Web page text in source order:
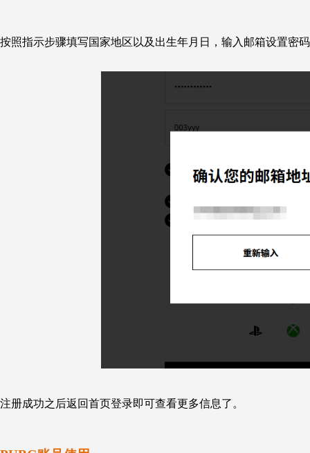
按照指示步骤填写国家地区以及出生年月日，输入邮箱设置密
注册成功之后返回首页登录即可查看更多信息了。